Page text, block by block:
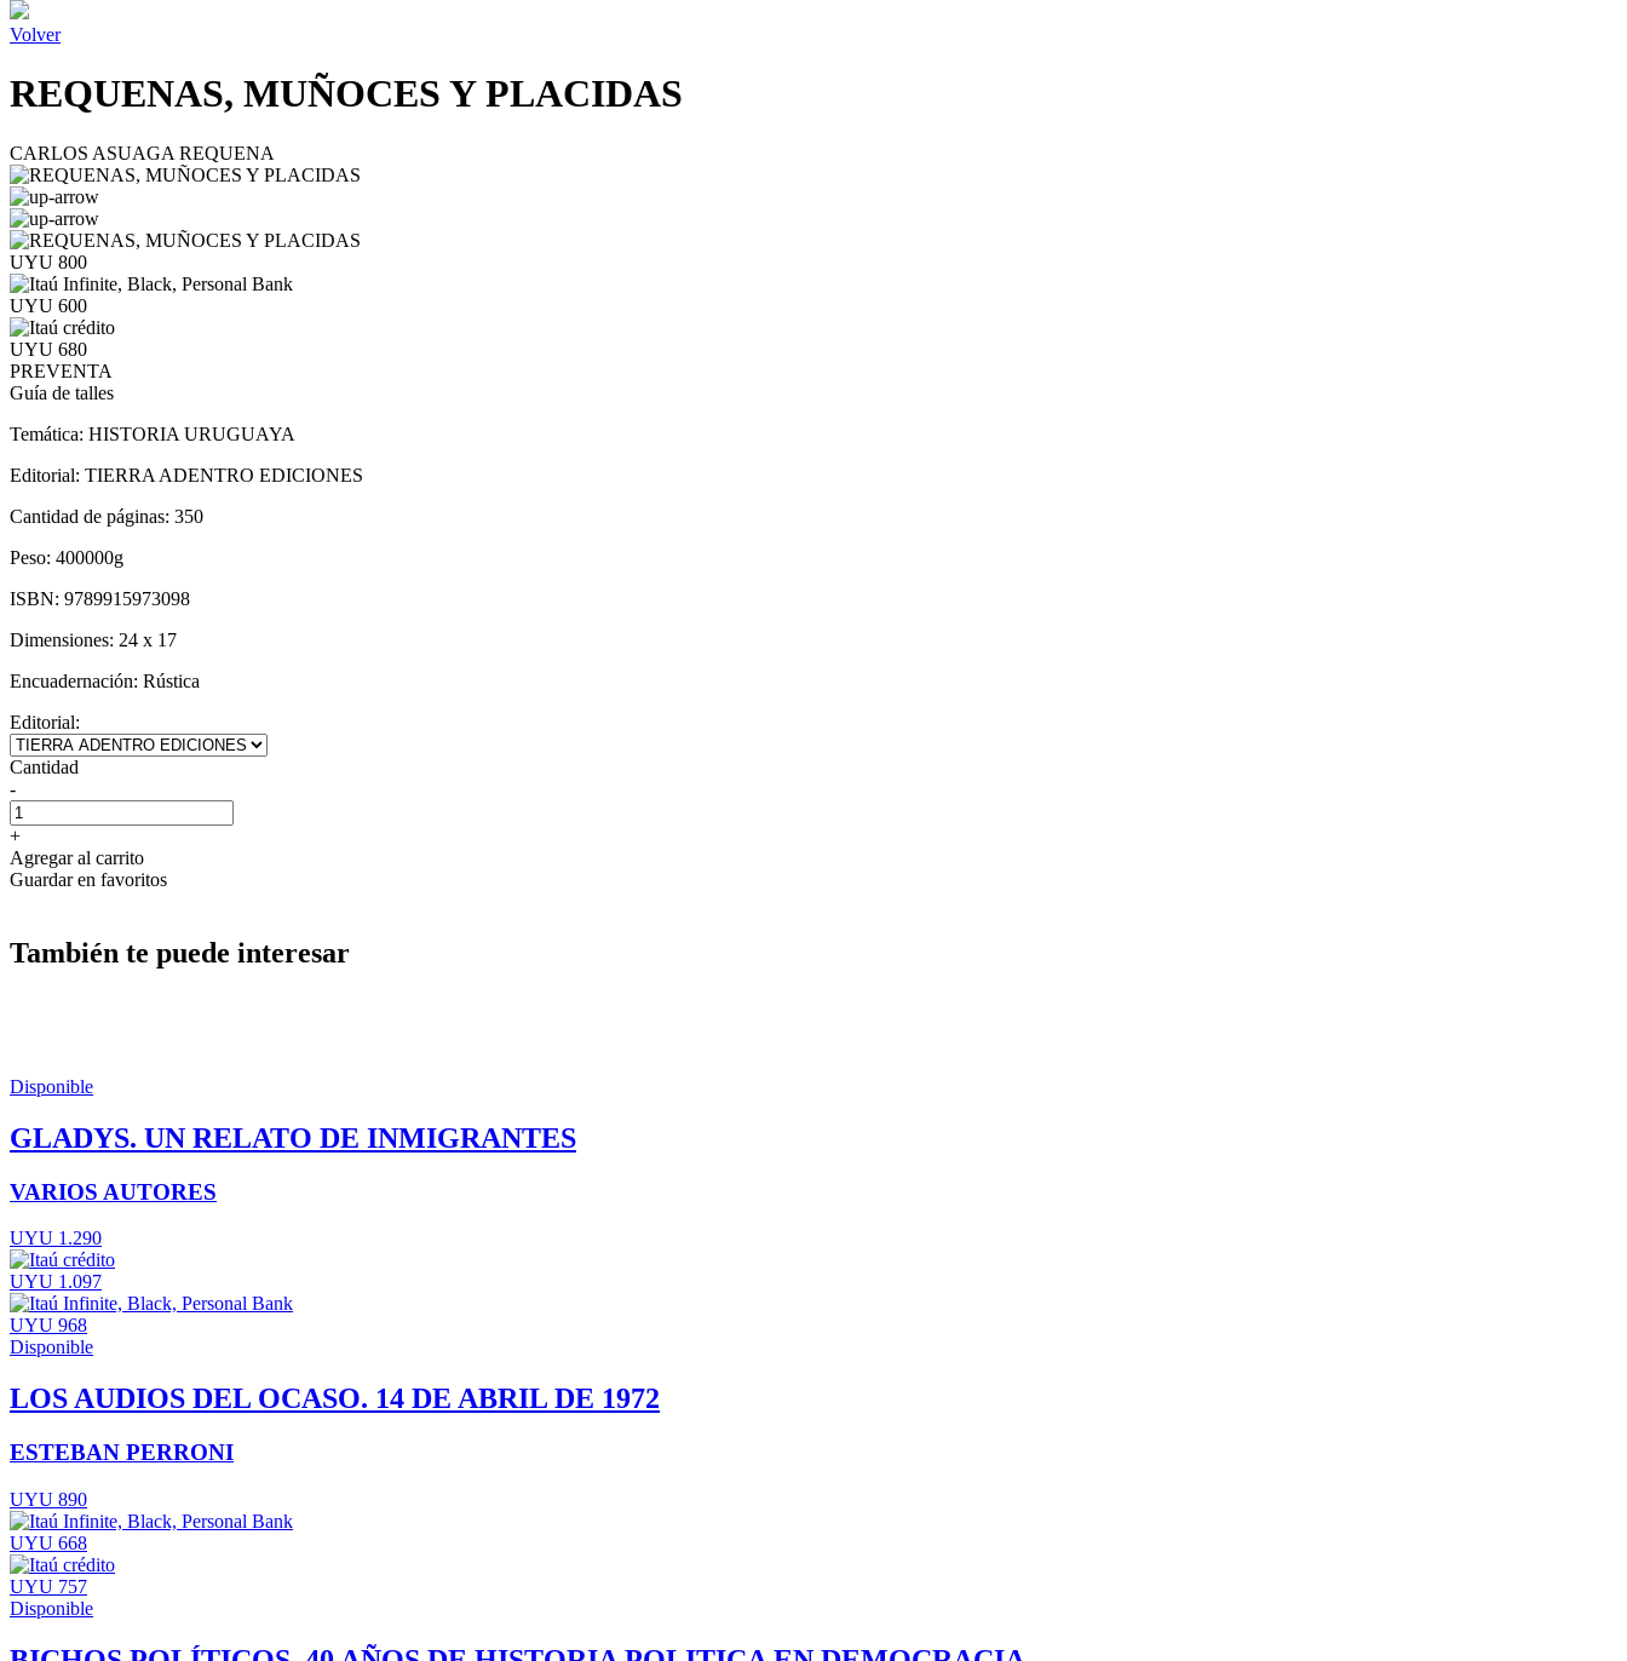
Volver
REQUENAS, MUÑOCES Y PLACIDAS
CARLOS ASUAGA REQUENA
UYU 800
UYU 600
UYU 680
PREVENTA
Guía de talles
Temática: HISTORIA URUGUAYA
Editorial: TIERRA ADENTRO EDICIONES
Cantidad de páginas: 350
Peso: 400000g
ISBN: 9789915973098
Dimensiones: 24 x 17
Encuadernación: Rústica
Editorial:
Cantidad
-
+
Agregar al carrito
Guardar en favoritos
También te puede interesar
Disponible
GLADYS. UN RELATO DE INMIGRANTES
VARIOS AUTORES
UYU 1.290
UYU 1.097
UYU 968
Disponible
LOS AUDIOS DEL OCASO. 14 DE ABRIL DE 1972
ESTEBAN PERRONI
UYU 890
UYU 668
UYU 757
Disponible